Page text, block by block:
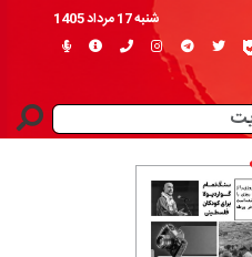
شنبه 17 مرداد 1405